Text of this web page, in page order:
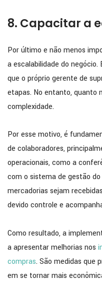
8. Capacitar a
Por último e não menos
a escalabilidade do
que o próprio gerente de
etapas. No entanto, quanto
complexidade.
Por esse motivo, é
de colaboradores,
operacionais, como a
com o sistema de gestão
mercadorias sejam
devido controle e
Como resultado, a
a apresentar melhorias nos
compras. São medidas que
em se tornar mais